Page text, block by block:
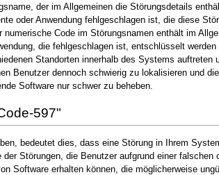
der im Allgemeinen die Störungsdetails
oder Anwendung fehlgeschlagen ist, die diese
Code im Störungsnamen enthält im
die fehlgeschlagen ist, entschlüsselt werden
Standorten innerhalb des Systems auftreten
Benutzer dennoch schwierig zu lokalisieren und
Software nur schwer zu beheben.
597"
bedeutet dies, dass eine Störung in Ihrem
Störungen, die Benutzer aufgrund einer falschen
Software erhalten können, die möglicherweise